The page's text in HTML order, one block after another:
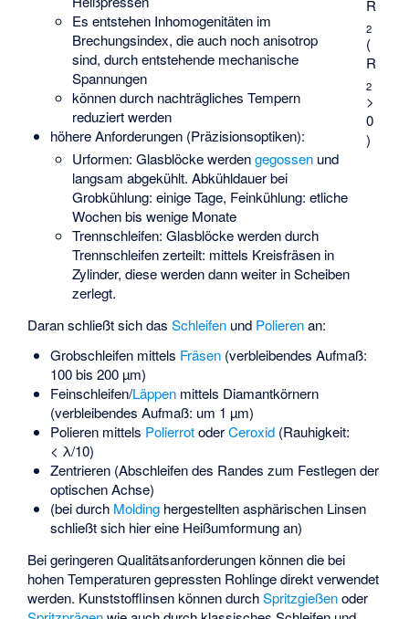
R
2
(
R
2
>
0
)
Es entstehen Inhomogenitäten im
Brechungsindex, die auch noch anisotrop
sind, durch entstehende mechanische
Spannungen
können durch nachträgliches Tempern
reduziert werden
höhere Anforderungen (Präzisionsoptiken):
Urformen: Glasblöcke werdengegossen und
langsam abgekühlt. Abkühldauer bei
Grobkühlung: einige Tage, Feinkühlung: etliche
Wochen bis wenige Monate
Trennschleifen: Glasblöcke werden durch
Trennschleifen zerteilt: mittels Kreisfräsen in
Zylinder, diese werden dann weiter in Scheiben
zerlegt.
Daran schließt sich dasSchleifen und Polierenan:
Grobschleifen mittels Fräsen(verbleibendes Aufmaß:
100 bis 200 µm)
Feinschleifen/Läppenmittels Diamantkörnern
(verbleibendes Aufmaß: um 1 µm)
Polieren mittels PolierrotoderCeroxid(Rauhigkeit:
< λ/10)
Zentrieren (Abschleifen des Randes zum Festlegen der
optischen Achse)
(bei durch Moldinghergestellten asphärischen Linsen
schließt sich hier eine Heißumformung an)
Bei geringeren Qualitätsanforderungen können die bei
hohen Temperaturen gepressten Rohlinge direkt verwendet
werden. Kunststofflinsen können durchSpritzgießenoder